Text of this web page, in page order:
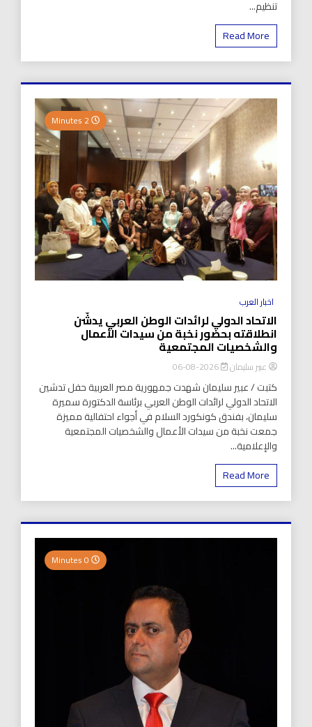
تنظيم...
Read More
اخبار العرب
الاتحاد الدولي لرائدات الوطن العربي يدشّن
انطلاقته بحضور نخبة من سيدات الأعمال
والشخصيات المجتمعية
عبير سليمان 2026-08-06
كتبت / عبير سليمان شهدت جمهورية مصر العربية حفل تدشين
الاتحاد الدولي لرائدات الوطن العربي برئاسة الدكتورة سميرة
سليمان، بفندق كونكورد السلام في أجواء احتفالية مميزة
جمعت نخبة من سيدات الأعمال والشخصيات المجتمعية
والإعلامية...
Read More